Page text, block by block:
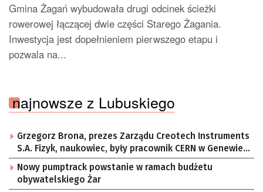
Gmina Żagań wybudowała drugi odcinek ścieżki
rowerowej łączącej dwie części Starego Żagania.
Inwestycja jest dopełnieniem pierwszego etapu i
pozwala na...
najnowsze z Lubuskiego
Grzegorz Brona, prezes Zarządu Creotech Instruments
S.A. Fizyk, naukowiec, były pracownik CERN w Genewie,
przedsiębiorca i nauczyciel akademicki, doktor
habilitowany nauk fizycznych, koordynator Rady
Sektorowej ds. Kompetencji Przemysłu Lotniczo-
Nowy pumptrack powstanie w ramach budżetu
obywatelskiego Żar